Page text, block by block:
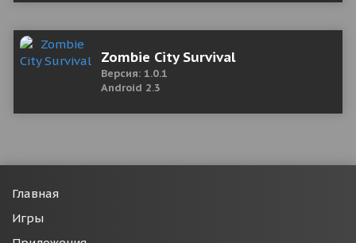
Zombie City Survival
Версия: 1.0.1
Android 2.3
Главная
Игры